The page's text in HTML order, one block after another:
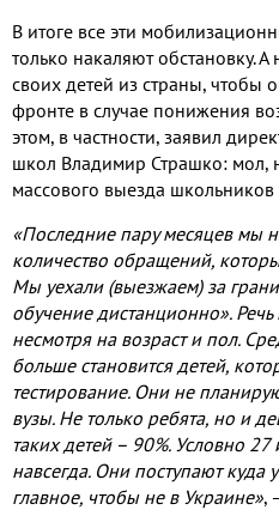
В итоге все эти
только накаляют обстановку.
своих детей из страны, чтобы
фронте в случае понижения
этом, в частности, заявил
школ Владимир Страшко: мол,
массового выезда школьников
«Последние пару месяцев мы
количество обращений,
Мы уехали (выезжаем) за
обучение дистанционно». Речь
несмотря на возраст и пол.
больше становится детей,
тестирование. Они не
вузы. Не только ребята, но и
таких детей – 90%. Условно 27
навсегда. Они поступают куда
главное, чтобы не в Украине»,